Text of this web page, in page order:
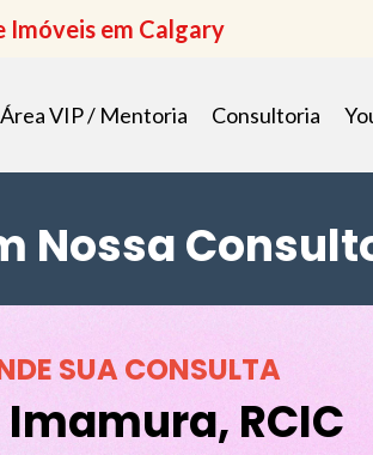
Imóveis em Calgary
Área VIP / Mentoria Consultoria
Nossa
SUA CONSULTA
RCIC